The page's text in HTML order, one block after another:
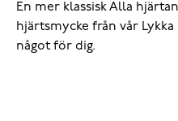
En mer klassisk Alla
hjärtsmycke från vår
något för dig.